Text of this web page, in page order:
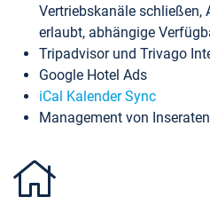
Vertriebskanäle schließen,
erlaubt, abhängige
Tripadvisor und Trivago
Google Hotel Ads
iCal Kalender Sync
Management von Inseraten